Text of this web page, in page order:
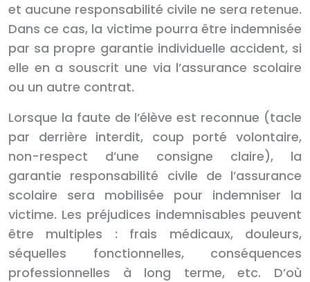
et aucune responsabilité civile ne sera retenue.
Dans ce cas, la victime pourra être indemnisée
par sa propre garantie individuelle accident, si
elle en a souscrit une via l’assurance scolaire
ou un autre contrat.
Lorsque la faute de l’élève est reconnue (tacle
par derrière interdit, coup porté volontaire,
non-respect d’une consigne claire), la
garantie responsabilité civile de l’assurance
scolaire sera mobilisée pour indemniser la
victime. Les préjudices indemnisables peuvent
être multiples : frais médicaux, douleurs,
séquelles fonctionnelles, conséquences
professionnelles à long terme, etc. D’où